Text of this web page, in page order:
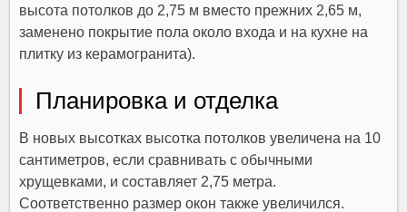
высота потолков до 2,75 м вместо прежних 2,65 м,
заменено покрытие пола около входа и на кухне на
плитку из керамогранита).
Планировка и отделка
В новых высотках высотка потолков увеличена на 10
сантиметров, если сравнивать с обычными
хрущевками, и составляет 2,75 метра.
Соответственно размер окон также увеличился.